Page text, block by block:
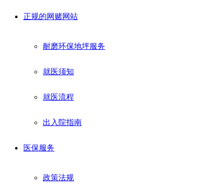
正规的网赌网站
耐磨环保地坪服务
就医须知
就医流程
出入院指南
医保服务
政策法规